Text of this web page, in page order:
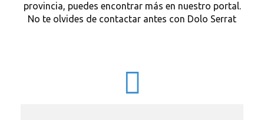
provincia, puedes encontrar más en nuestro portal.
No te olvides de contactar antes con Dolo Serrat